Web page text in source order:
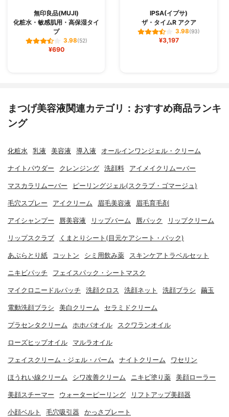
無印良品(MUJI)
化粧水・敏感肌用・高保湿タイ
プ
3.98(52)
¥690
IPSA(イプサ)
ザ・タイムR アクア
3.98(93)
¥3,197
まつげ美容液関連カテゴリ：おすすめ商品ランキ
ング
化粧水 乳液 美容液 導入液 オールインワンジェル・クリーム
ナイトパウダー クレンジング 洗顔料 アイメイクリムーバー
マスカラリムーバー ピーリングジェル(スクラブ・ゴマージュ)
毛穴スプレー アイクリーム 眉毛美容液 眉毛育毛剤
アイシャンプー 唇美容液 リップバーム 唇パック リップクリーム
リップスクラブ くまとりシート(目元ケアシート・パック)
あぶらとり紙 コットン シミ用飲み薬 スキンケアトラベルセット
ニキビパッチ フェイスパック・シートマスク
マイクロニードルパッチ 洗顔クロス 洗顔ネット 洗顔ブラシ 繭玉
電動洗顔ブラシ 美白クリーム セラミドクリーム
プラセンタクリーム ホホバオイル スクワランオイル
ローズヒップオイル マルラオイル
フェイスクリーム・ジェル・バーム ナイトクリーム ワセリン
ほうれい線クリーム シワ改善クリーム ニキビ塗り薬 美顔ローラー
美顔スチーマー ウォーターピーリング リフトアップ美顔器
小顔ベルト 毛穴吸引器 かっさプレート